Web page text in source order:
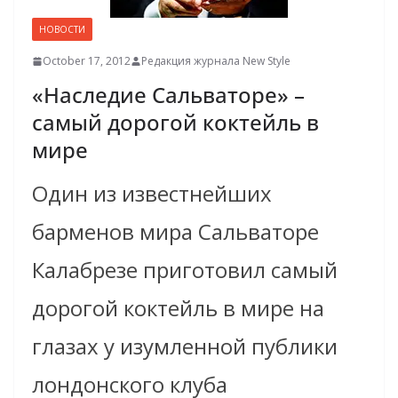
НОВОСТИ
October 17, 2012 Редакция журнала New Style
«Наследие Сальваторе» –
самый дорогой коктейль в
мире
Один из известнейших
барменов мира Сальваторе
Калабрезе приготовил самый
дорогой коктейль в мире на
глазах у изумленной публики
лондонского клуба